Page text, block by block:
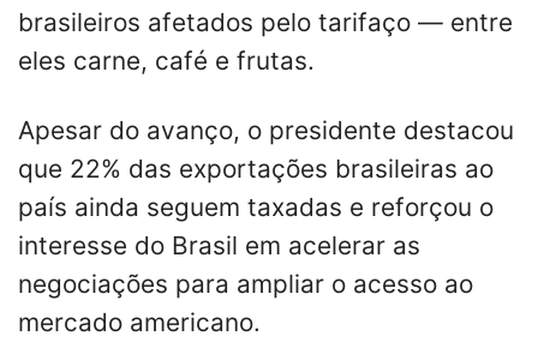
brasileiros afetados pelo tarifaço — entre
eles carne, café e frutas.
Apesar do avanço, o presidente destacou
que 22% das exportações brasileiras ao
país ainda seguem taxadas e reforçou o
interesse do Brasil em acelerar as
negociações para ampliar o acesso ao
mercado americano.